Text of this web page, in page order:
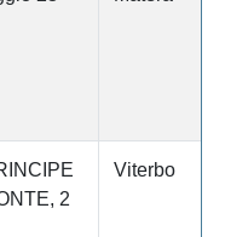
2
Viterbo